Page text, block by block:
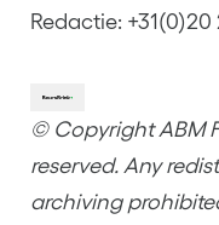
Redactie: +31(0)20
© Copyright ABM
reserved. Any
archiving